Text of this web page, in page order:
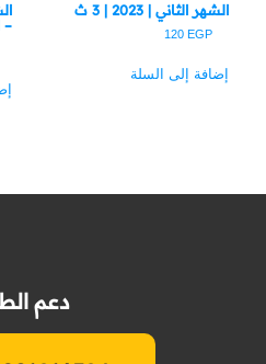
الشهر الثاني | 2023 | 3 ث
120 EGP
إضافة إلى السلة
–
دعم